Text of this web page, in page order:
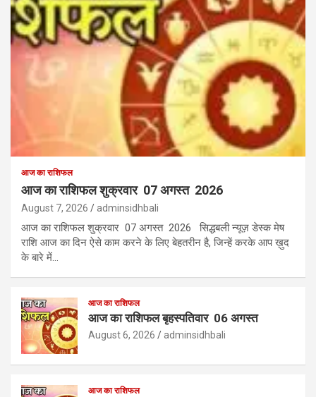
आज का राशिफल
आज का राशिफल शुक्रवार 07 अगस्त 2026
August 7, 2026 adminsidhbali
आज का राशिफल शुक्रवार 07 अगस्त 2026 सिद्धबली न्यूज़ डेस्क मेष
राशि आज का दिन ऐसे काम करने के लिए बेहतरीन है, जिन्हें करके आप ख़ुद
के बारे में…
आज का राशिफल
आज का राशिफल बृहस्पतिवार 06 अगस्त
August 6, 2026 adminsidhbali
आज का राशिफल